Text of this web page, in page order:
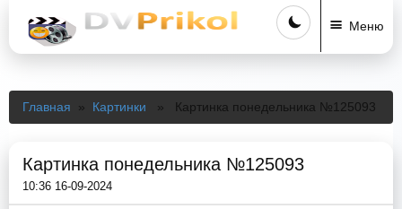
Меню
Главная » Картинки » Картинка понедельника №125093
Картинка понедельника №125093
10:36 16-09-2024